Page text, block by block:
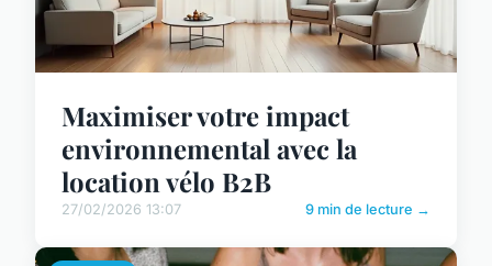
Maximiser votre impact
environnemental avec la
location vélo B2B
27/02/2026 13:07 9 min de lecture →